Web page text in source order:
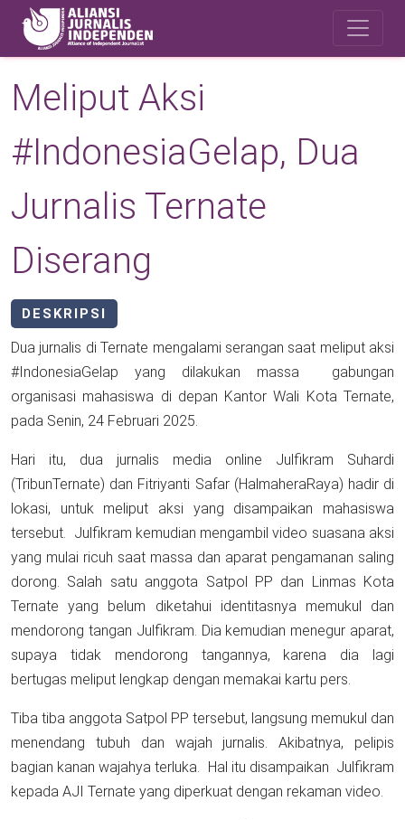
Skip to main content
Meliput Aksi
#IndonesiaGelap, Dua
Jurnalis Ternate
Diserang
DESKRIPSI
Dua jurnalis di Ternate mengalami serangan saat meliput aksi
#IndonesiaGelap yang dilakukan massa gabungan
organisasi mahasiswa di depan Kantor Wali Kota Ternate,
pada Senin, 24 Februari 2025.
Hari itu, dua jurnalis media online Julfikram Suhardi
(TribunTernate) dan Fitriyanti Safar (HalmaheraRaya) hadir di
lokasi, untuk meliput aksi yang disampaikan mahasiswa
tersebut. Julfikram kemudian mengambil video suasana aksi
yang mulai ricuh saat massa dan aparat pengamanan saling
dorong. Salah satu anggota Satpol PP dan Linmas Kota
Ternate yang belum diketahui identitasnya memukul dan
mendorong tangan Julfikram. Dia kemudian menegur aparat,
supaya tidak mendorong tangannya, karena dia lagi
bertugas meliput lengkap dengan memakai kartu pers.
Tiba tiba anggota Satpol PP tersebut, langsung memukul dan
menendang tubuh dan wajah jurnalis. Akibatnya, pelipis
bagian kanan wajahya terluka. Hal itu disampaikan Julfikram
kepada AJI Ternate yang diperkuat dengan rekaman video.